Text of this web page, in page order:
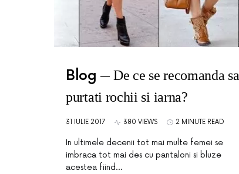
Blog
De ce se recomanda sa
purtati rochii si iarna?
31 IULIE 2017 380 VIEWS 2 MINUTE READ
In ultimele decenii tot mai multe femei se
imbraca tot mai des cu pantaloni si bluze
acestea fiind…